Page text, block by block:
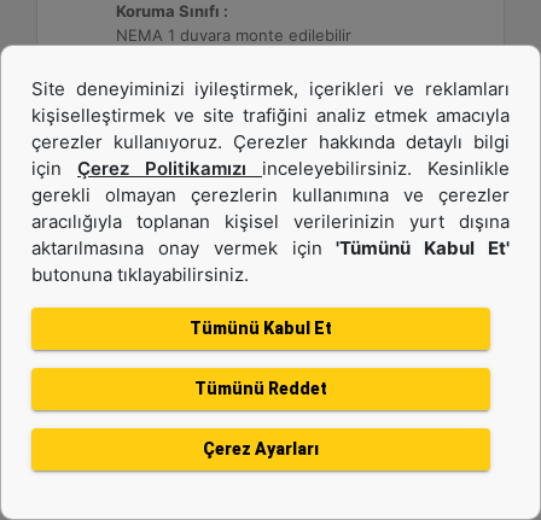
Koruma Sınıfı :
NEMA 1 duvara monte edilebilir
Detay Teklif Al
DE26E3S (50 Hz)
Site deneyiminizi iyileştirmek, içerikleri ve reklamları
kişiselleştirmek ve site trafiğini analiz etmek amacıyla
çerezler kullanıyoruz. Çerezler hakkında detaylı bilgi
için Çerez Politikamızı inceleyebilirsiniz. Kesinlikle
gerekli olmayan çerezlerin kullanımına ve çerezler
aracılığıyla toplanan kişisel verilerinizin yurt dışına
aktarılmasına onay vermek için'Tümünü Kabul Et'
butonuna tıklayabilirsiniz.
Tümünü Kabul Et
Tümünü Reddet
Çerez Ayarları